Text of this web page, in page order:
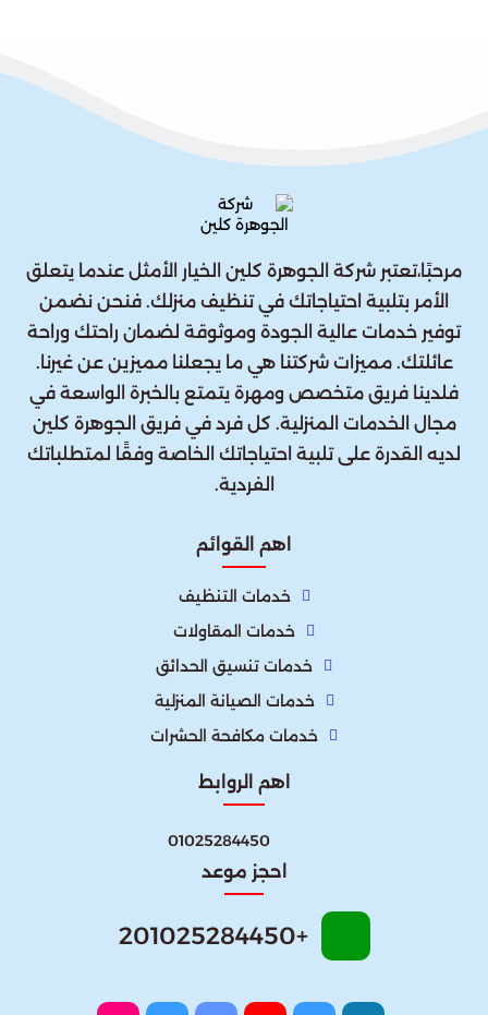
مرحبًا،تعتبر شركة الجوهرة كلين الخيار الأمثل عندما يتعلق
الأمر بتلبية احتياجاتك في تنظيف منزلك. فنحن نضمن
توفير خدمات عالية الجودة وموثوقة لضمان راحتك وراحة
عائلتك. مميزات شركتنا هي ما يجعلنا مميزين عن غيرنا.
فلدينا فريق متخصص ومهرة يتمتع بالخبرة الواسعة في
مجال الخدمات المنزلية. كل فرد في فريق الجوهرة كلين
لديه القدرة على تلبية احتياجاتك الخاصة وفقًا لمتطلباتك
الفردية.
اهم القوائم
خدمات التنظيف
خدمات المقاولات
خدمات تنسيق الحدائق
خدمات الصيانة المنزلية
خدمات مكافحة الحشرات
اهم الروابط
01025284450
احجز موعد
+201025284450